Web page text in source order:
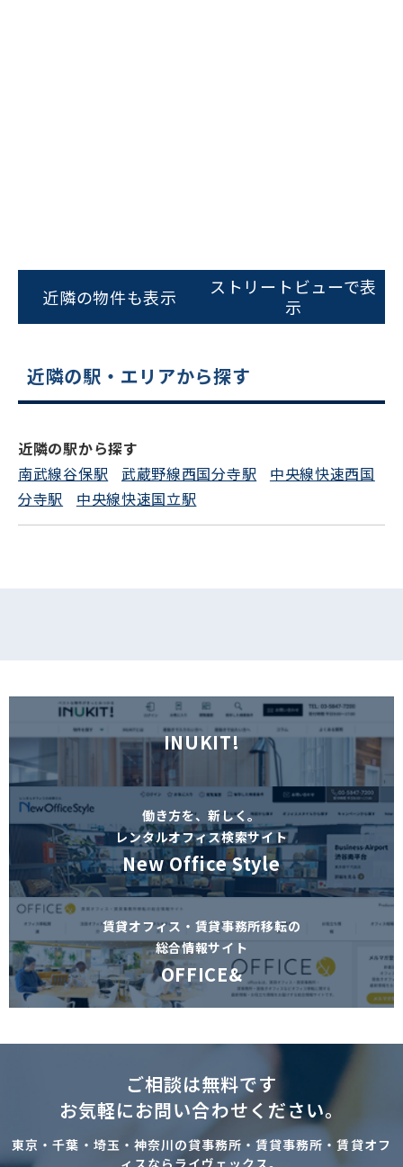
スムーズにご案内できます
0120-620-213
近隣の物件も表示
ストリートビューで表
示
近隣の駅・エリアから探す
近隣の駅から探す
南武線谷保駅
武蔵野線西国分寺駅
中央線快速西国
分寺駅
中央線快速国立駅
INUKIT!
働き方を、新しく。
レンタルオフィス検索サイト
New Office Style
賃貸オフィス・賃貸事務所移転の
総合情報サイト
OFFICE&
ご相談は無料です
お気軽にお問い合わせください。
東京・千葉・埼玉・神奈川の貸事務所・賃貸事務所・賃貸オフ
ィスならライヴェックス。